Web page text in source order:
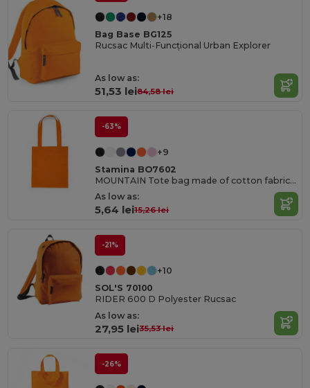
+18
Bag Base BG125
Rucsac Multi-Funcțional Urban Explorer
As low as:
51,53 lei84,58 lei
-63%
+9
Stamina BO7602
MOUNTAIN Tote bag made of cotton fabric in different colours
As low as:
5,64 lei15,26 lei
-21%
+10
SOL'S 70100
RIDER 600 D Polyester Rucsac
As low as:
27,95 lei35,53 lei
-26%